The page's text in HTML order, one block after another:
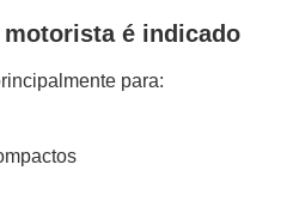
é indicado
para: